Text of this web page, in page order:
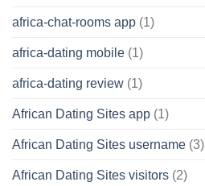
africa-chat-rooms app (1)
africa-dating mobile (1)
africa-dating review (1)
African Dating Sites app (1)
African Dating Sites username (3)
African Dating Sites visitors (2)